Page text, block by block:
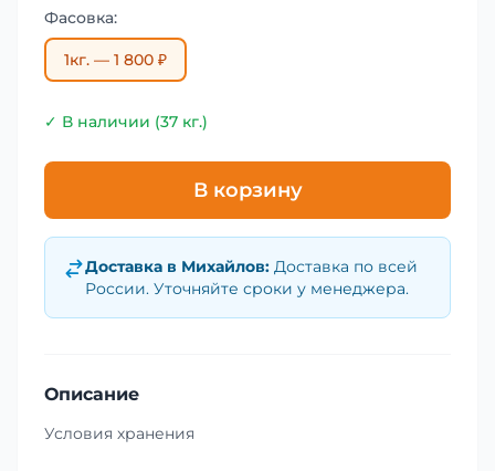
Фасовка:
1кг. — 1 800 ₽
✓ В наличии (37 кг.)
В корзину
Доставка в Михайлов: Доставка по всей
России. Уточняйте сроки у менеджера.
Описание
Условия хранения